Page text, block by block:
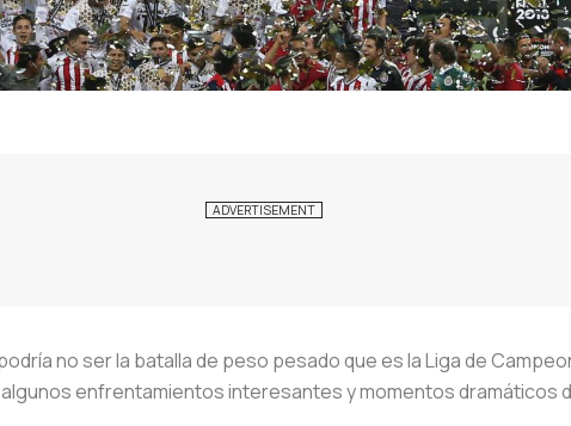
no ser la batalla de peso pesado que es la Liga de
enfrentamientos interesantes y momentos dramáticos